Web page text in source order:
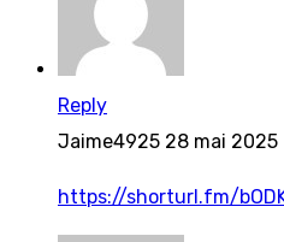
Reply
Jaime4925 28 mai 2025
https://shorturl.fm/